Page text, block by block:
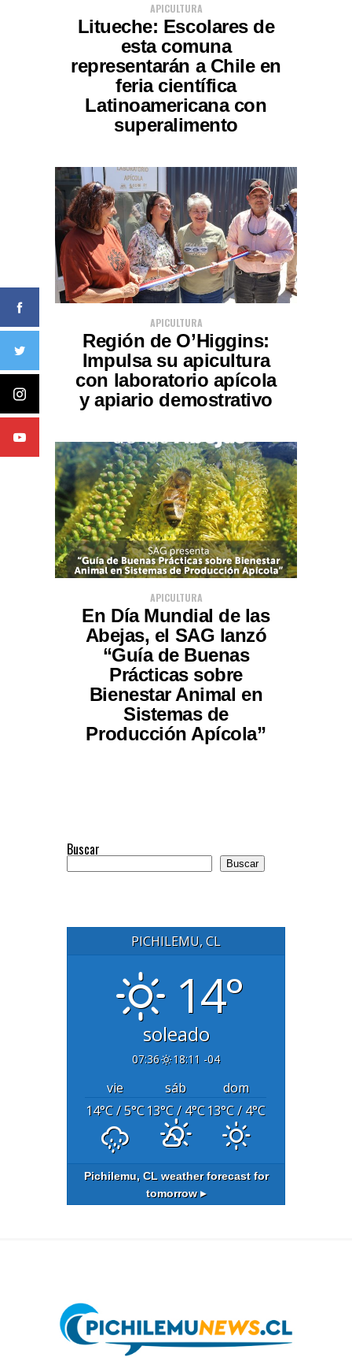
APICULTURA
Litueche: Escolares de
esta comuna
representarán a Chile en
feria científica
Latinoamericana con
superalimento
APICULTURA
Región de O’Higgins:
Impulsa su apicultura
con laboratorio apícola
y apiario demostrativo
APICULTURA
En Día Mundial de las
Abejas, el SAG lanzó
“Guía de Buenas
Prácticas sobre
Bienestar Animal en
Sistemas de
Producción Apícola”
Buscar
Buscar
PICHILEMU, CL
14°
soleado
07:36 18:11 -04
vie sáb
dom
14°C/ 5°C13°C/ 4°C13°C/ 4°C
Pichilemu, CL weather forecast for
tomorrow ▸